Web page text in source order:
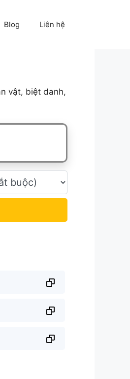
Blog Liên hệ
vật, biệt danh,